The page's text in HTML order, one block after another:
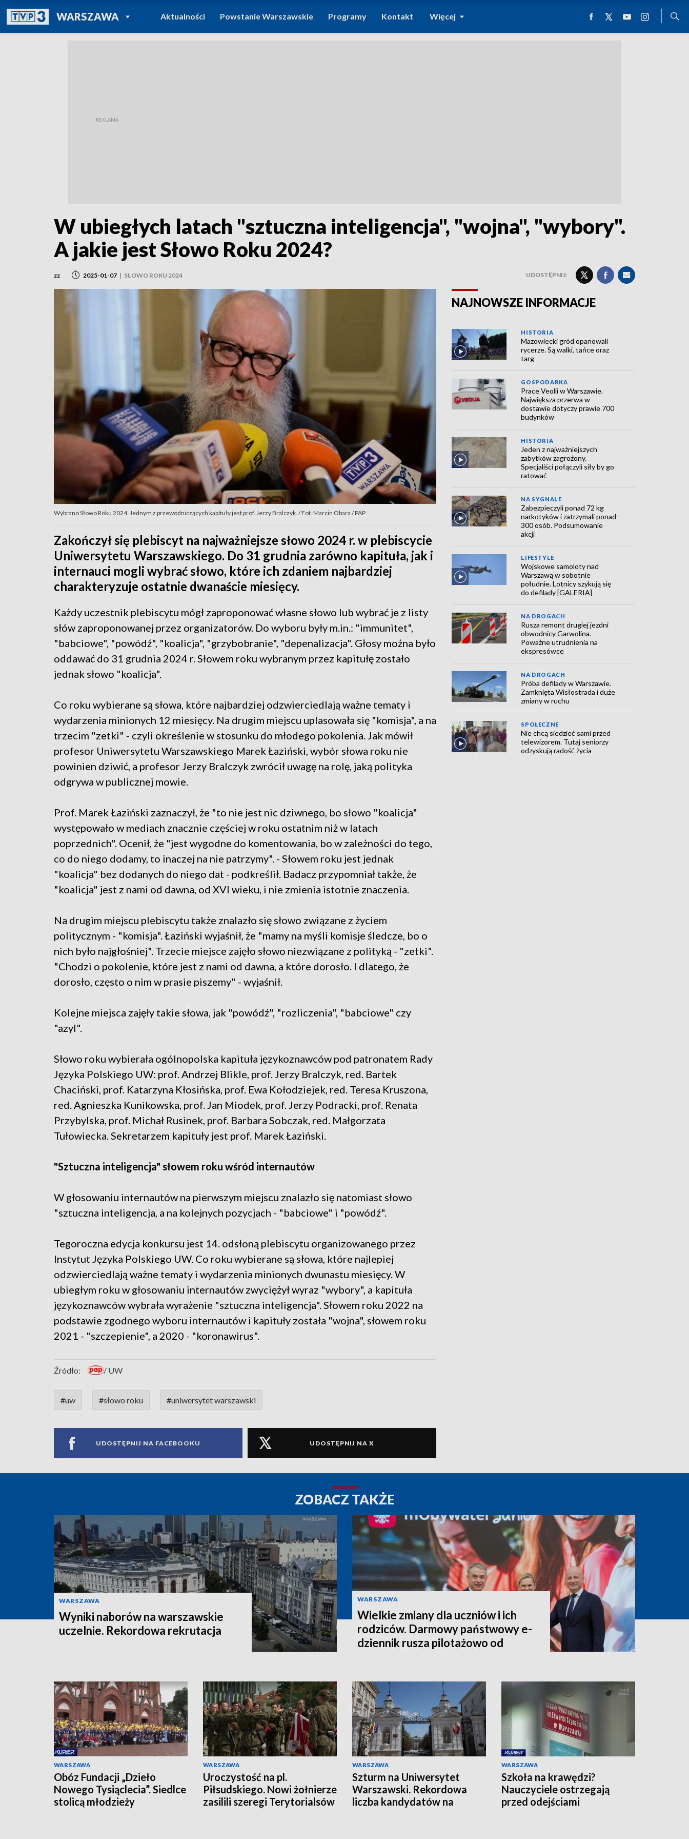
WARSZAWAPOWRÓT DO
TVP REGIONY
Aktualności Powstanie Warszawskie Programy Kontakt Więcej
W ubiegłych latach "sztuczna inteligencja", "wojna", "wybory".
A jakie jest Słowo Roku 2024?
zz 2025-01-07 | SŁOWO ROKU 2024 UDOSTĘPNIJ:
Wybrano Słowo Roku 2024. Jednym z przewodniczących kapituły jest prof. Jerzy Bralczyk. / Fot. Marcin Obara / PAP
Zakończył się plebiscyt na najważniejsze słowo 2024 r. w plebiscycie
Uniwersytetu Warszawskiego. Do 31 grudnia zarówno kapituła, jak i
internauci mogli wybrać słowo, które ich zdaniem najbardziej
charakteryzuje ostatnie dwanaście miesięcy.
Każdy uczestnik plebiscytu mógł zaproponować własne słowo lub wybrać je z listy
słów zaproponowanej przez organizatorów. Do wyboru były m.in.: "immunitet",
"babciowe", "powódź", "koalicja", "grzybobranie", "depenalizacja". Głosy można było
oddawać do 31 grudnia 2024 r. Słowem roku wybranym przez kapitułę zostało
jednak słowo "koalicja".
Co roku wybierane są słowa, które najbardziej odzwierciedlają ważne tematy i
wydarzenia minionych 12 miesięcy. Na drugim miejscu uplasowała się "komisja", a na
trzecim "zetki" - czyli określenie w stosunku do młodego pokolenia. Jak mówił
profesor Uniwersytetu Warszawskiego Marek Łaziński, wybór słowa roku nie
powinien dziwić, a profesor Jerzy Bralczyk zwrócił uwagę na rolę, jaką polityka
odgrywa w publicznej mowie.
Prof. Marek Łaziński zaznaczył, że "to nie jest nic dziwnego, bo słowo "koalicja"
występowało w mediach znacznie częściej w roku ostatnim niż w latach
poprzednich". Ocenił, że "jest wygodne do komentowania, bo w zależności do tego,
co do niego dodamy, to inaczej na nie patrzymy". - Słowem roku jest jednak
"koalicja" bez dodanych do niego dat - podkreślił. Badacz przypomniał także, że
"koalicja" jest z nami od dawna, od XVI wieku, i nie zmienia istotnie znaczenia.
Na drugim miejscu plebiscytu także znalazło się słowo związane z życiem
politycznym - "komisja". Łaziński wyjaśnił, że "mamy na myśli komisje śledcze, bo o
nich było najgłośniej". Trzecie miejsce zajęło słowo niezwiązane z polityką - "zetki".
"Chodzi o pokolenie, które jest z nami od dawna, a które dorosło. I dlatego, że
dorosło, często o nim w prasie piszemy" - wyjaśnił.
Kolejne miejsca zajęły takie słowa, jak "powódź", "rozliczenia", "babciowe" czy
"azyl".
Słowo roku wybierała ogólnopolska kapituła językoznawców pod patronatem Rady
Języka Polskiego UW: prof. Andrzej Blikle, prof. Jerzy Bralczyk, red. Bartek
Chaciński, prof. Katarzyna Kłosińska, prof. Ewa Kołodziejek, red. Teresa Kruszona,
red. Agnieszka Kunikowska, prof. Jan Miodek, prof. Jerzy Podracki, prof. Renata
Przybylska, prof. Michał Rusinek, prof. Barbara Sobczak, red. Małgorzata
Tułowiecka. Sekretarzem kapituły jest prof. Marek Łaziński.
"Sztuczna inteligencja" słowem roku wśród internautów
W głosowaniu internautów na pierwszym miejscu znalazło się natomiast słowo
"sztuczna inteligencja, a na kolejnych pozycjach - "babciowe" i "powódź".
Tegoroczna edycja konkursu jest 14. odsłoną plebiscytu organizowanego przez
Instytut Języka Polskiego UW. Co roku wybierane są słowa, które najlepiej
odzwierciedlają ważne tematy i wydarzenia minionych dwunastu miesięcy. W
ubiegłym roku w głosowaniu internautów zwyciężył wyraz "wybory", a kapituła
językoznawców wybrała wyrażenie "sztuczna inteligencja". Słowem roku 2022 na
podstawie zgodnego wyboru internautów i kapituły została "wojna", słowem roku
2021 - "szczepienie", a 2020 - "koronawirus".
Źródło: / UW
#uw #słowo roku #uniwersytet warszawski
UDOSTĘPNIJ NA FACEBOOKU UDOSTĘPNIJ NA X
NAJNOWSZE INFORMACJE
HISTORIA
Mazowiecki gród opanowali
rycerze. Są walki, tańce oraz
targ
GOSPODARKA
Prace Veolii w Warszawie.
Największa przerwa w
dostawie dotyczy prawie 700
budynków
HISTORIA
Jeden z najważniejszych
zabytków zagrożony.
Specjaliści połączyli siły by go
ratować
NA SYGNALE
Zabezpieczyli ponad 72 kg
narkotyków i zatrzymali ponad
300 osób. Podsumowanie
akcji
LIFESTYLE
Wojskowe samoloty nad
Warszawą w sobotnie
południe. Lotnicy szykują się
do defilady [GALERIA]
NA DROGACH
Rusza remont drugiej jezdni
obwodnicy Garwolina.
Poważne utrudnienia na
ekspresówce
NA DROGACH
Próba defilady w Warszawie.
Zamknięta Wisłostrada i duże
zmiany w ruchu
SPOŁECZNE
Nie chcą siedzieć sami przed
telewizorem. Tutaj seniorzy
odzyskują radość życia
ZOBACZ TAKŻE
WARSZAWA
Wyniki naborów na warszawskie
uczelnie. Rekordowa rekrutacja
WARSZAWA
Wielkie zmiany dla uczniów i ich
rodziców. Darmowy państwowy e-
dziennik rusza pilotażowo od
WARSZAWA
Obóz Fundacji „Dzieło
Nowego Tysiąclecia”. Siedlce
stolicą młodzieży
WARSZAWA
Uroczystość na pl.
Piłsudskiego. Nowi żołnierze
zasilili szeregi Terytorialsów
WARSZAWA
Szturm na Uniwersytet
Warszawski. Rekordowa
liczba kandydatów na
WARSZAWA
Szkoła na krawędzi?
Nauczyciele ostrzegają
przed odejściami